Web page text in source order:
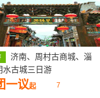
济南、周村古商城、淄
水古城三日游
一议起 7